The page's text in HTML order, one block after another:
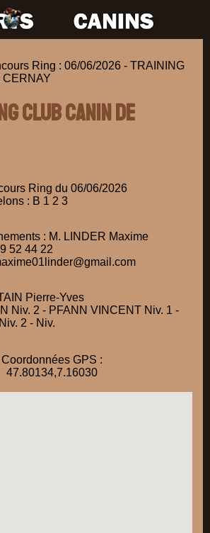
Ring : 06/06/2026 - TRAINING
CLUB CANIN DE
Ring du 06/06/2026
: B 1 2 3
: M. LINDER Maxime
52 44 22
Pierre-Yves
Niv. 2 - PFANN VINCENT Niv. 1 -
2 - Niv.
Coordonnées GPS :
47.80134,7.16030